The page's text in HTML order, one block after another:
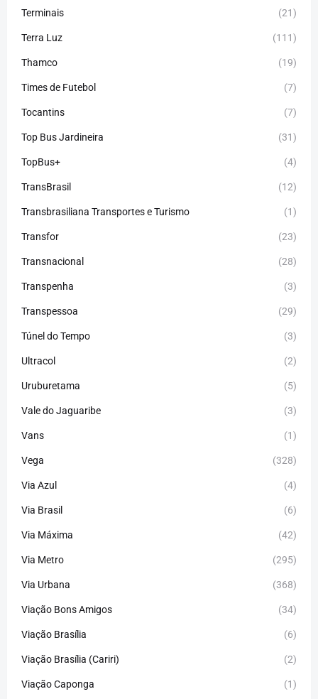
Terminais (21)
Terra Luz (111)
Thamco (19)
Times de Futebol (7)
Tocantins (7)
Top Bus Jardineira (31)
TopBus+ (4)
TransBrasil (12)
Transbrasiliana Transportes e Turismo (1)
Transfor (23)
Transnacional (28)
Transpenha (3)
Transpessoa (29)
Túnel do Tempo (3)
Ultracol (2)
Uruburetama (5)
Vale do Jaguaribe (3)
Vans (1)
Vega (328)
Via Azul (4)
Via Brasil (6)
Via Máxima (42)
Via Metro (295)
Via Urbana (368)
Viação Bons Amigos (34)
Viação Brasília (6)
Viação Brasília (Cariri) (2)
Viação Caponga (1)